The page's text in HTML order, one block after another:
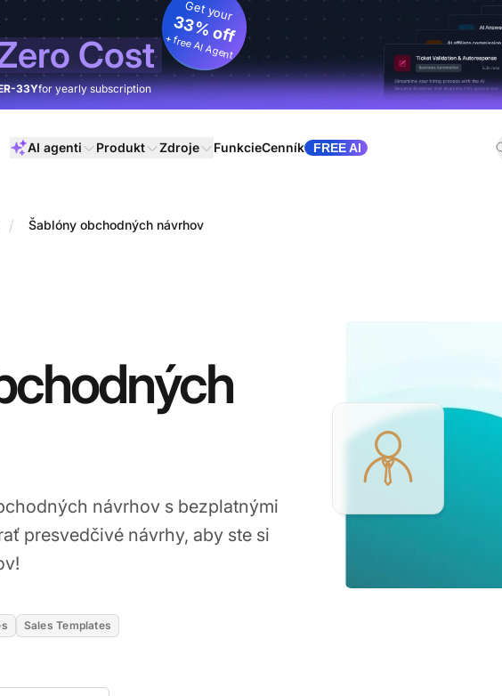
Cost
Get your
33% off
+ free AI Agent
33Yfor yearly subscription
AI agenti Produkt Zdroje FunkcieCenník FREE AI
/ Šablóny obchodných návrhov
návrhov s bezplatnými
presvedčivé návrhy, aby ste si
Sales Templates